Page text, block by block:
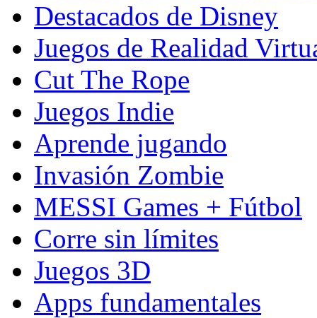
Destacados de Disney
Juegos de Realidad
Cut The Rope
Juegos Indie
Aprende jugando
Invasión Zombie
MESSI Games + Fútbol
Corre sin límites
Juegos 3D
Apps fundamentales